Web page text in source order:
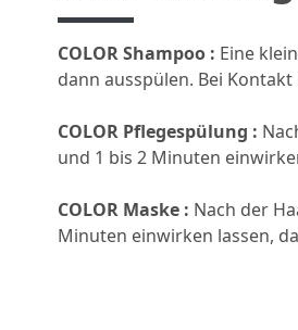
COLOR Shampoo : Eine
dann ausspülen. Bei
COLOR Pflegespülung :
und 1 bis 2 Minuten
COLOR Maske : Nach der
Minuten einwirken lassen,